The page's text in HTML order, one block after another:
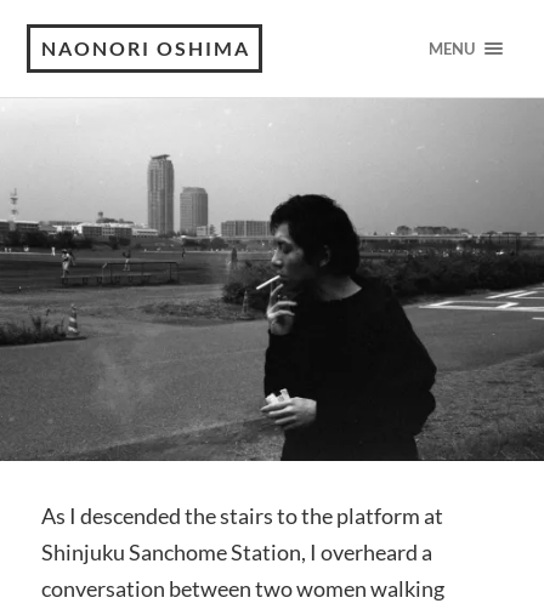
NAONORI OSHIMA MENU
As I descended the stairs to the platform at
Shinjuku Sanchome Station, I overheard a
conversation between two women walking